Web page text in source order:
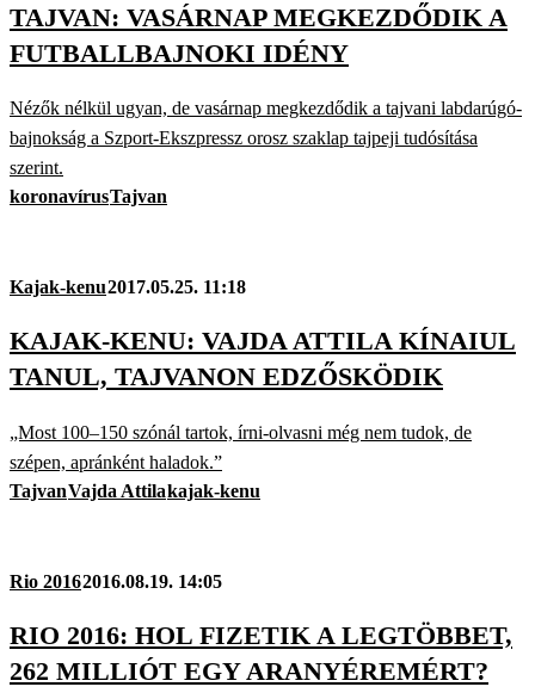
TAJVAN: VASÁRNAP MEGKEZDŐDIK A
FUTBALLBAJNOKI IDÉNY
Nézők nélkül ugyan, de vasárnap megkezdődik a tajvani labdarúgó-
bajnokság a Szport-Ekszpressz orosz szaklap tajpeji tudósítása
szerint.
koronavírusTajvan
Kajak-kenu2017.05.25. 11:18
KAJAK-KENU: VAJDA ATTILA KÍNAIUL
TANUL, TAJVANON EDZŐSKÖDIK
„Most 100–150 szónál tartok, írni-olvasni még nem tudok, de
szépen, apránként haladok.”
TajvanVajda Attilakajak-kenu
Rio 20162016.08.19. 14:05
RIO 2016: HOL FIZETIK A LEGTÖBBET,
262 MILLIÓT EGY ARANYÉREMÉRT?